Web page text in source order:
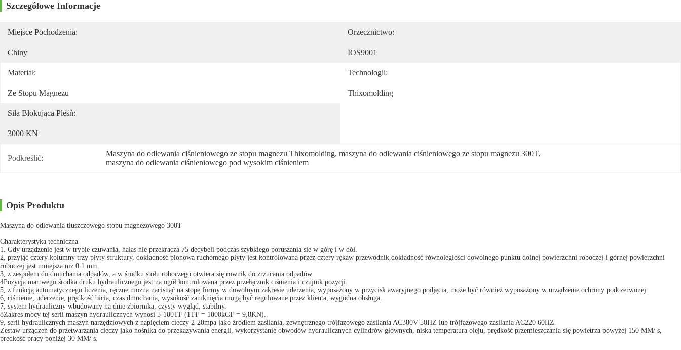
Szczegółowe Informacje
Miejsce Pochodzenia:
Chiny
Orzecznictwo:
IOS9001
Materiał:
Ze Stopu Magnezu
Technologii:
Thixomolding
Siła Blokująca Pleśń:
3000 KN
Podkreślić:
Maszyna do odlewania ciśnieniowego ze stopu magnezu Thixomolding, maszyna do odlewania ciśnieniowego ze stopu magnezu 300T,
maszyna do odlewania ciśnieniowego pod wysokim ciśnieniem
Opis Produktu
Maszyna do odlewania tłuszczowego stopu magnezowego 300T
Charakterystyka techniczna
1. Gdy urządzenie jest w trybie czuwania, hałas nie przekracza 75 decybeli podczas szybkiego poruszania się w górę i w dół.
2, przyjąć cztery kolumny trzy płyty struktury, dokładność pionowa ruchomego płyty jest kontrolowana przez cztery rękaw przewodnik,dokładność równoległości dowolnego punktu dolnej powierzchni roboczej i górnej powierzchni
roboczej jest mniejsza niż 0.1 mm.
3, z zespołem do dmuchania odpadów, a w środku stołu roboczego otwiera się rownik do zrzucania odpadów.
4Pozycja martwego środka druku hydraulicznego jest na ogół kontrolowana przez przełącznik ciśnienia i czujnik pozycji.
5, z funkcją automatycznego liczenia, ręczne można nacisnąć na stopę formy w dowolnym zakresie uderzenia, wyposażony w przycisk awaryjnego podjęcia, może być również wyposażony w urządzenie ochrony podczerwonej.
6, ciśnienie, uderzenie, prędkość bicia, czas dmuchania, wysokość zamknięcia mogą być regulowane przez klienta, wygodna obsługa.
7, system hydrauliczny wbudowany na dnie zbiornika, czysty wygląd, stabilny.
8Zakres mocy tej serii maszyn hydraulicznych wynosi 5-100TF (1TF = 1000kGF = 9,8KN).
9, serii hydraulicznych maszyn narzędziowych z napięciem cieczy 2-20mpa jako źródłem zasilania, zewnętrznego trójfazowego zasilania AC380V 50HZ lub trójfazowego zasilania AC220 60HZ.
Zestaw urządzeń do przetwarzania cieczy jako nośnika do przekazywania energii, wykorzystanie obwodów hydraulicznych cylindrów głównych, niska temperatura oleju, prędkość przemieszczania się powietrza powyżej 150 MM/ s,
prędkość pracy poniżej 30 MM/ s.